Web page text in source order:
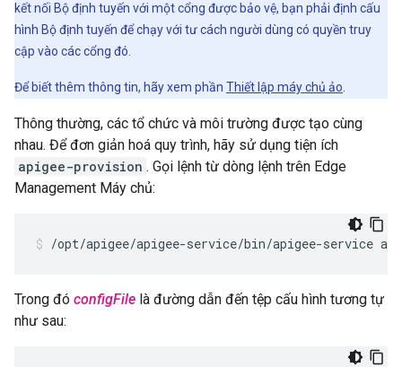
kết nối Bộ định tuyến với một cổng được bảo vệ, bạn phải định cấu
hình Bộ định tuyến để chạy với tư cách người dùng có quyền truy
cập vào các cổng đó.
Để biết thêm thông tin, hãy xem phần Thiết lập máy chủ ảo
Thông thường, các tổ chức và môi trường được tạo cùng
nhau. Để đơn giản hoá quy trình, hãy sử dụng tiện ích
apigee-provision . Gọi lệnh từ dòng lệnh trên Edge
Management Máy chủ:
/opt/apigee/apigee-service/bin/apigee-service
Trong đó configFile là đường dẫn đến tệp cấu hình tương tự
như sau: